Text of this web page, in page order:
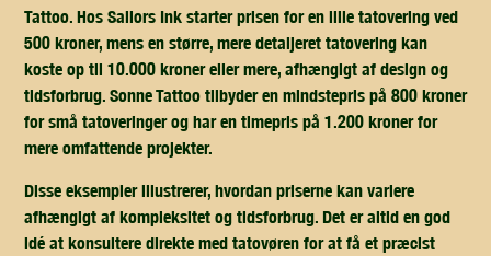
Tattoo. Hos Sailors Ink starter prisen for en lille tatovering ved
500 kroner, mens en større, mere detaljeret tatovering kan
koste op til 10.000 kroner eller mere, afhængigt af design og
tidsforbrug. Sonne Tattoo tilbyder en mindstepris på 800 kroner
for små tatoveringer og har en timepris på 1.200 kroner for
mere omfattende projekter.
Disse eksempler illustrerer, hvordan priserne kan variere
afhængigt af kompleksitet og tidsforbrug. Det er altid en god
idé at konsultere direkte med tatovøren for at få et præcist